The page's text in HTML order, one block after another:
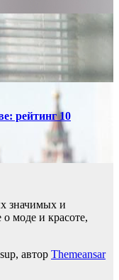
рейтинг 10
значимых и
моде и красоте,
автор Themeansar